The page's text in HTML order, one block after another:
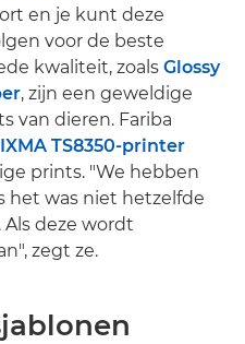
en je kunt deze
voor de beste
kwaliteit, zoals Glossy
, zijn een geweldige
van dieren. Fariba
TS8350-printer
prints. "We hebben
het was niet hetzelfde
deze wordt
zegt ze.